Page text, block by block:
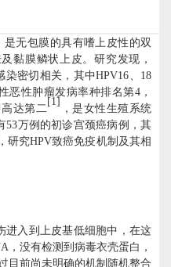
无包膜的具有嗜上皮性的双
黏膜鳞状上皮。研究发现，
密切相关，其中HPV16、18
恶性肿瘤发病率种排名第4，
达第二
[1]
，是女性生殖系统
53万例的初诊宫颈癌病例，其
研究HPV致癌免疫机制及其相
进入到上皮基低细胞中，在这
，没有检测到病毒衣壳蛋白，
目前尚未明确的机制随机整合